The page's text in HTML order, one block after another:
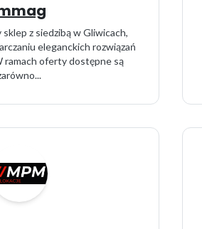
z siedzibą w Gliwicach,
eleganckich rozwiązań
ramach oferty dostępne są